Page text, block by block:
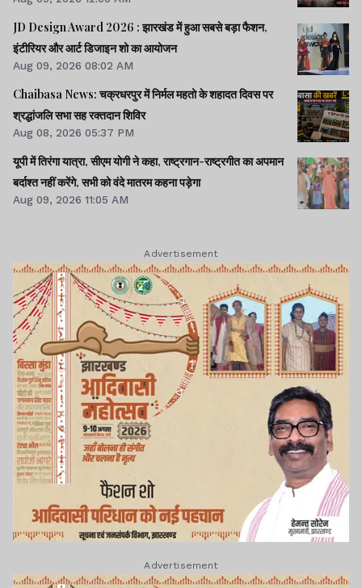
JD Design Award 2026 : झारखंड में हुआ सबसे बड़ा फैशन,
इंटीरियर और आर्ट डिजाइन शो का आयोजन
Aug 09, 2026 08:02 AM
Chaibasa News: चक्रधरपुर में निर्मल महतो के शहादत दिवस पर
श्रद्धांजलि सभा सह रक्तदान शिविर
Aug 08, 2026 05:37 PM
यूपी में तिरंगा यात्रा, सीएम योगी ने कहा, राष्ट्रगान-राष्ट्रगीत का अपमान
बर्दाश्त नहीं करेंगे, सभी को वंदे मातरम कहना पड़ेगा
Aug 09, 2026 11:05 AM
Advertisement
Advertisement